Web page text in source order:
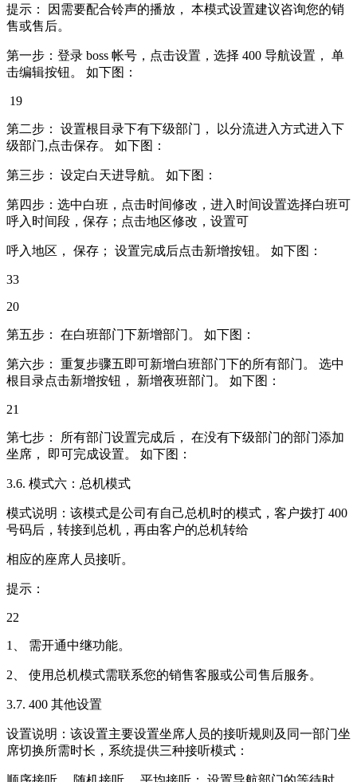
提示： 因需要配合铃声的播放， 本模式设置建议咨询您的销
售或售后。
第一步：登录 boss 帐号，点击设置，选择 400 导航设置， 单
击编辑按钮。 如下图：
19
第二步： 设置根目录下有下级部门， 以分流进入方式进入下
级部门,点击保存。 如下图：
第三步： 设定白天进导航。 如下图：
第四步：选中白班，点击时间修改，进入时间设置选择白班可
呼入时间段，保存；点击地区修改，设置可
呼入地区， 保存； 设置完成后点击新增按钮。 如下图：
33
20
第五步： 在白班部门下新增部门。 如下图：
第六步： 重复步骤五即可新增白班部门下的所有部门。 选中
根目录点击新增按钮， 新增夜班部门。 如下图：
21
第七步： 所有部门设置完成后， 在没有下级部门的部门添加
坐席， 即可完成设置。 如下图：
3.6. 模式六：总机模式
模式说明：该模式是公司有自己总机时的模式，客户拨打 400
号码后，转接到总机，再由客户的总机转给
相应的座席人员接听。
提示：
22
1、 需开通中继功能。
2、 使用总机模式需联系您的销售客服或公司售后服务。
3.7. 400 其他设置
设置说明：该设置主要设置坐席人员的接听规则及同一部门坐
席切换所需时长，系统提供三种接听模式：